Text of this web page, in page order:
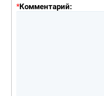
*Комментарий: